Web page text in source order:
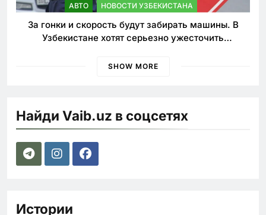
АВТО НОВОСТИ УЗБЕКИСТАНА
За гонки и скорость будут забирать машины. В
Узбекистане хотят серьезно ужесточить
SHOW MORE
Найди Vaib.uz в соцсетях
Истории